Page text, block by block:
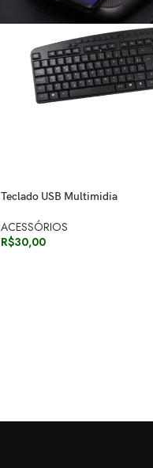
Teclado USB Multimidia
ACESSÓRIOS
R$30,00